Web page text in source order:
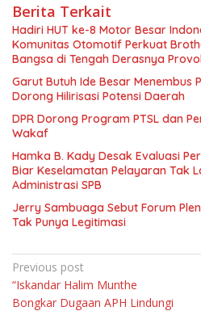
Berita Terkait
Hadiri HUT ke-8 Motor Besar
Komunitas Otomotif Perkuat
Bangsa di Tengah Derasnya
Garut Butuh Ide Besar Menembus
Dorong Hilirisasi Potensi Daerah
DPR Dorong Program PTSL dan
Wakaf
Hamka B. Kady Desak Evaluasi
Biar Keselamatan Pelayaran Tak
Administrasi SPB
Jerry Sambuaga Sebut Forum
Tak Punya Legitimasi
Navigasi
pos
Previous post
“Iskandar Halim Munthe
Bongkar Dugaan APH Lindungi